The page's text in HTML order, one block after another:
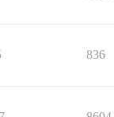
836